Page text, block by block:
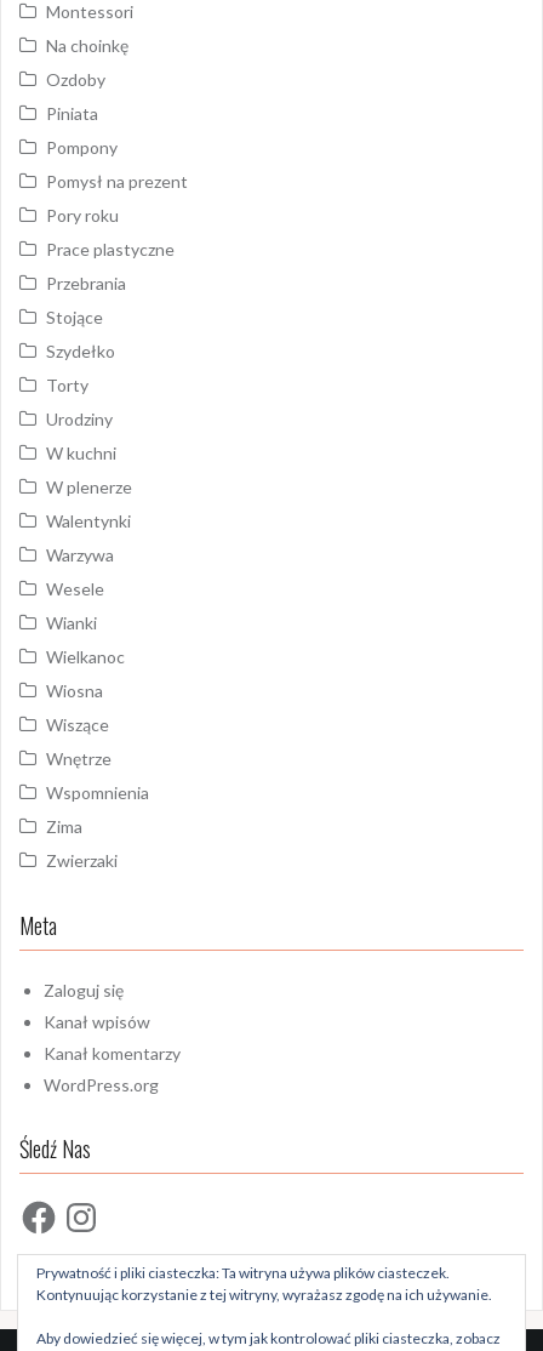
Montessori
Na choinkę
Ozdoby
Piniata
Pompony
Pomysł na prezent
Pory roku
Prace plastyczne
Przebrania
Stojące
Szydełko
Torty
Urodziny
W kuchni
W plenerze
Walentynki
Warzywa
Wesele
Wianki
Wielkanoc
Wiosna
Wiszące
Wnętrze
Wspomnienia
Zima
Zwierzaki
Meta
Zaloguj się
Kanał wpisów
Kanał komentarzy
WordPress.org
Śledź Nas
FacebookInstagram
Prywatność i pliki ciasteczka: Ta witryna używa plików ciasteczek.
Kontynuując korzystanie z tej witryny, wyrażasz zgodę na ich używanie.
Aby dowiedzieć się więcej, w tym jak kontrolować pliki ciasteczka, zobacz